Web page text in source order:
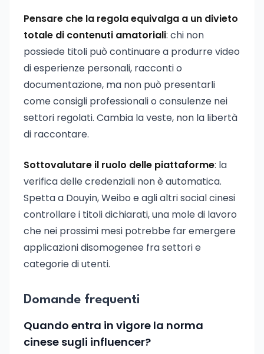
Pensare che la regola equivalga a un divieto
totale di contenuti amatoriali: chi non
possiede titoli può continuare a produrre video
di esperienze personali, racconti o
documentazione, ma non può presentarli
come consigli professionali o consulenze nei
settori regolati. Cambia la veste, non la libertà
di raccontare.
Sottovalutare il ruolo delle piattaforme: la
verifica delle credenziali non è automatica.
Spetta a Douyin, Weibo e agli altri social cinesi
controllare i titoli dichiarati, una mole di lavoro
che nei prossimi mesi potrebbe far emergere
applicazioni disomogenee fra settori e
categorie di utenti.
Domande frequenti
Quando entra in vigore la norma
cinese sugli influencer?